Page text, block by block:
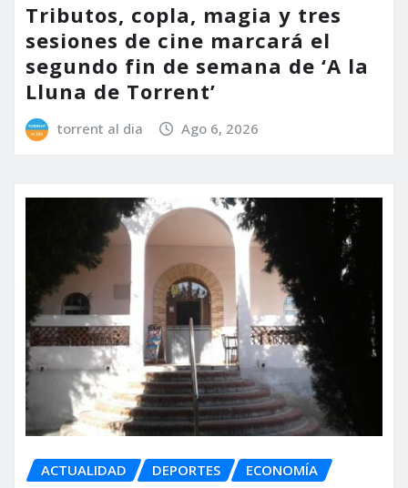
Tributos, copla, magia y tres
sesiones de cine marcará el
segundo fin de semana de ‘A la
Lluna de Torrent’
torrent al dia Ago 6, 2026
ACTUALIDAD DEPORTES ECONOMÍA